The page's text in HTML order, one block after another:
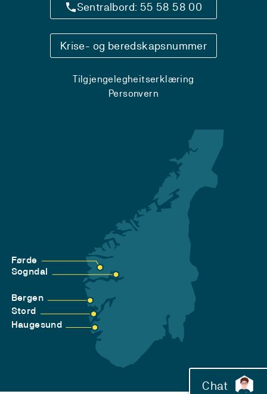
Sentralbord: 55 58 58 00
Krise- og beredskapsnummer
Tilgjengelegheitserklæring
Personvern
Førde
Sogndal
Bergen
Stord
Haugesund
Chat